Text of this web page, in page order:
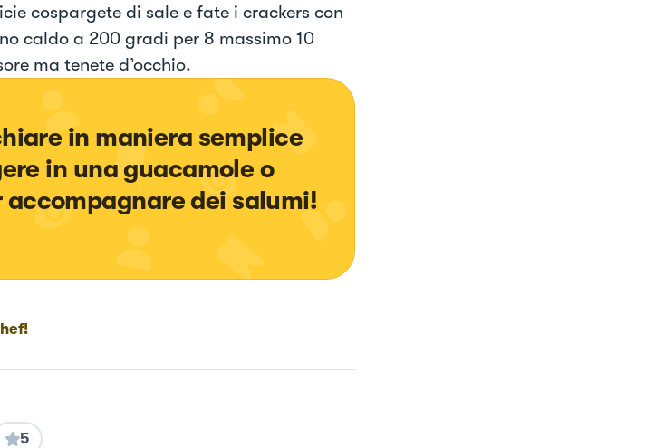
cospargete di sale e fate i crackers con
caldo a 200 gradi per 8 massimo 10
ma tenete d’occhio.
in maniera semplice
in una guacamole o
accompagnare dei salumi!
5